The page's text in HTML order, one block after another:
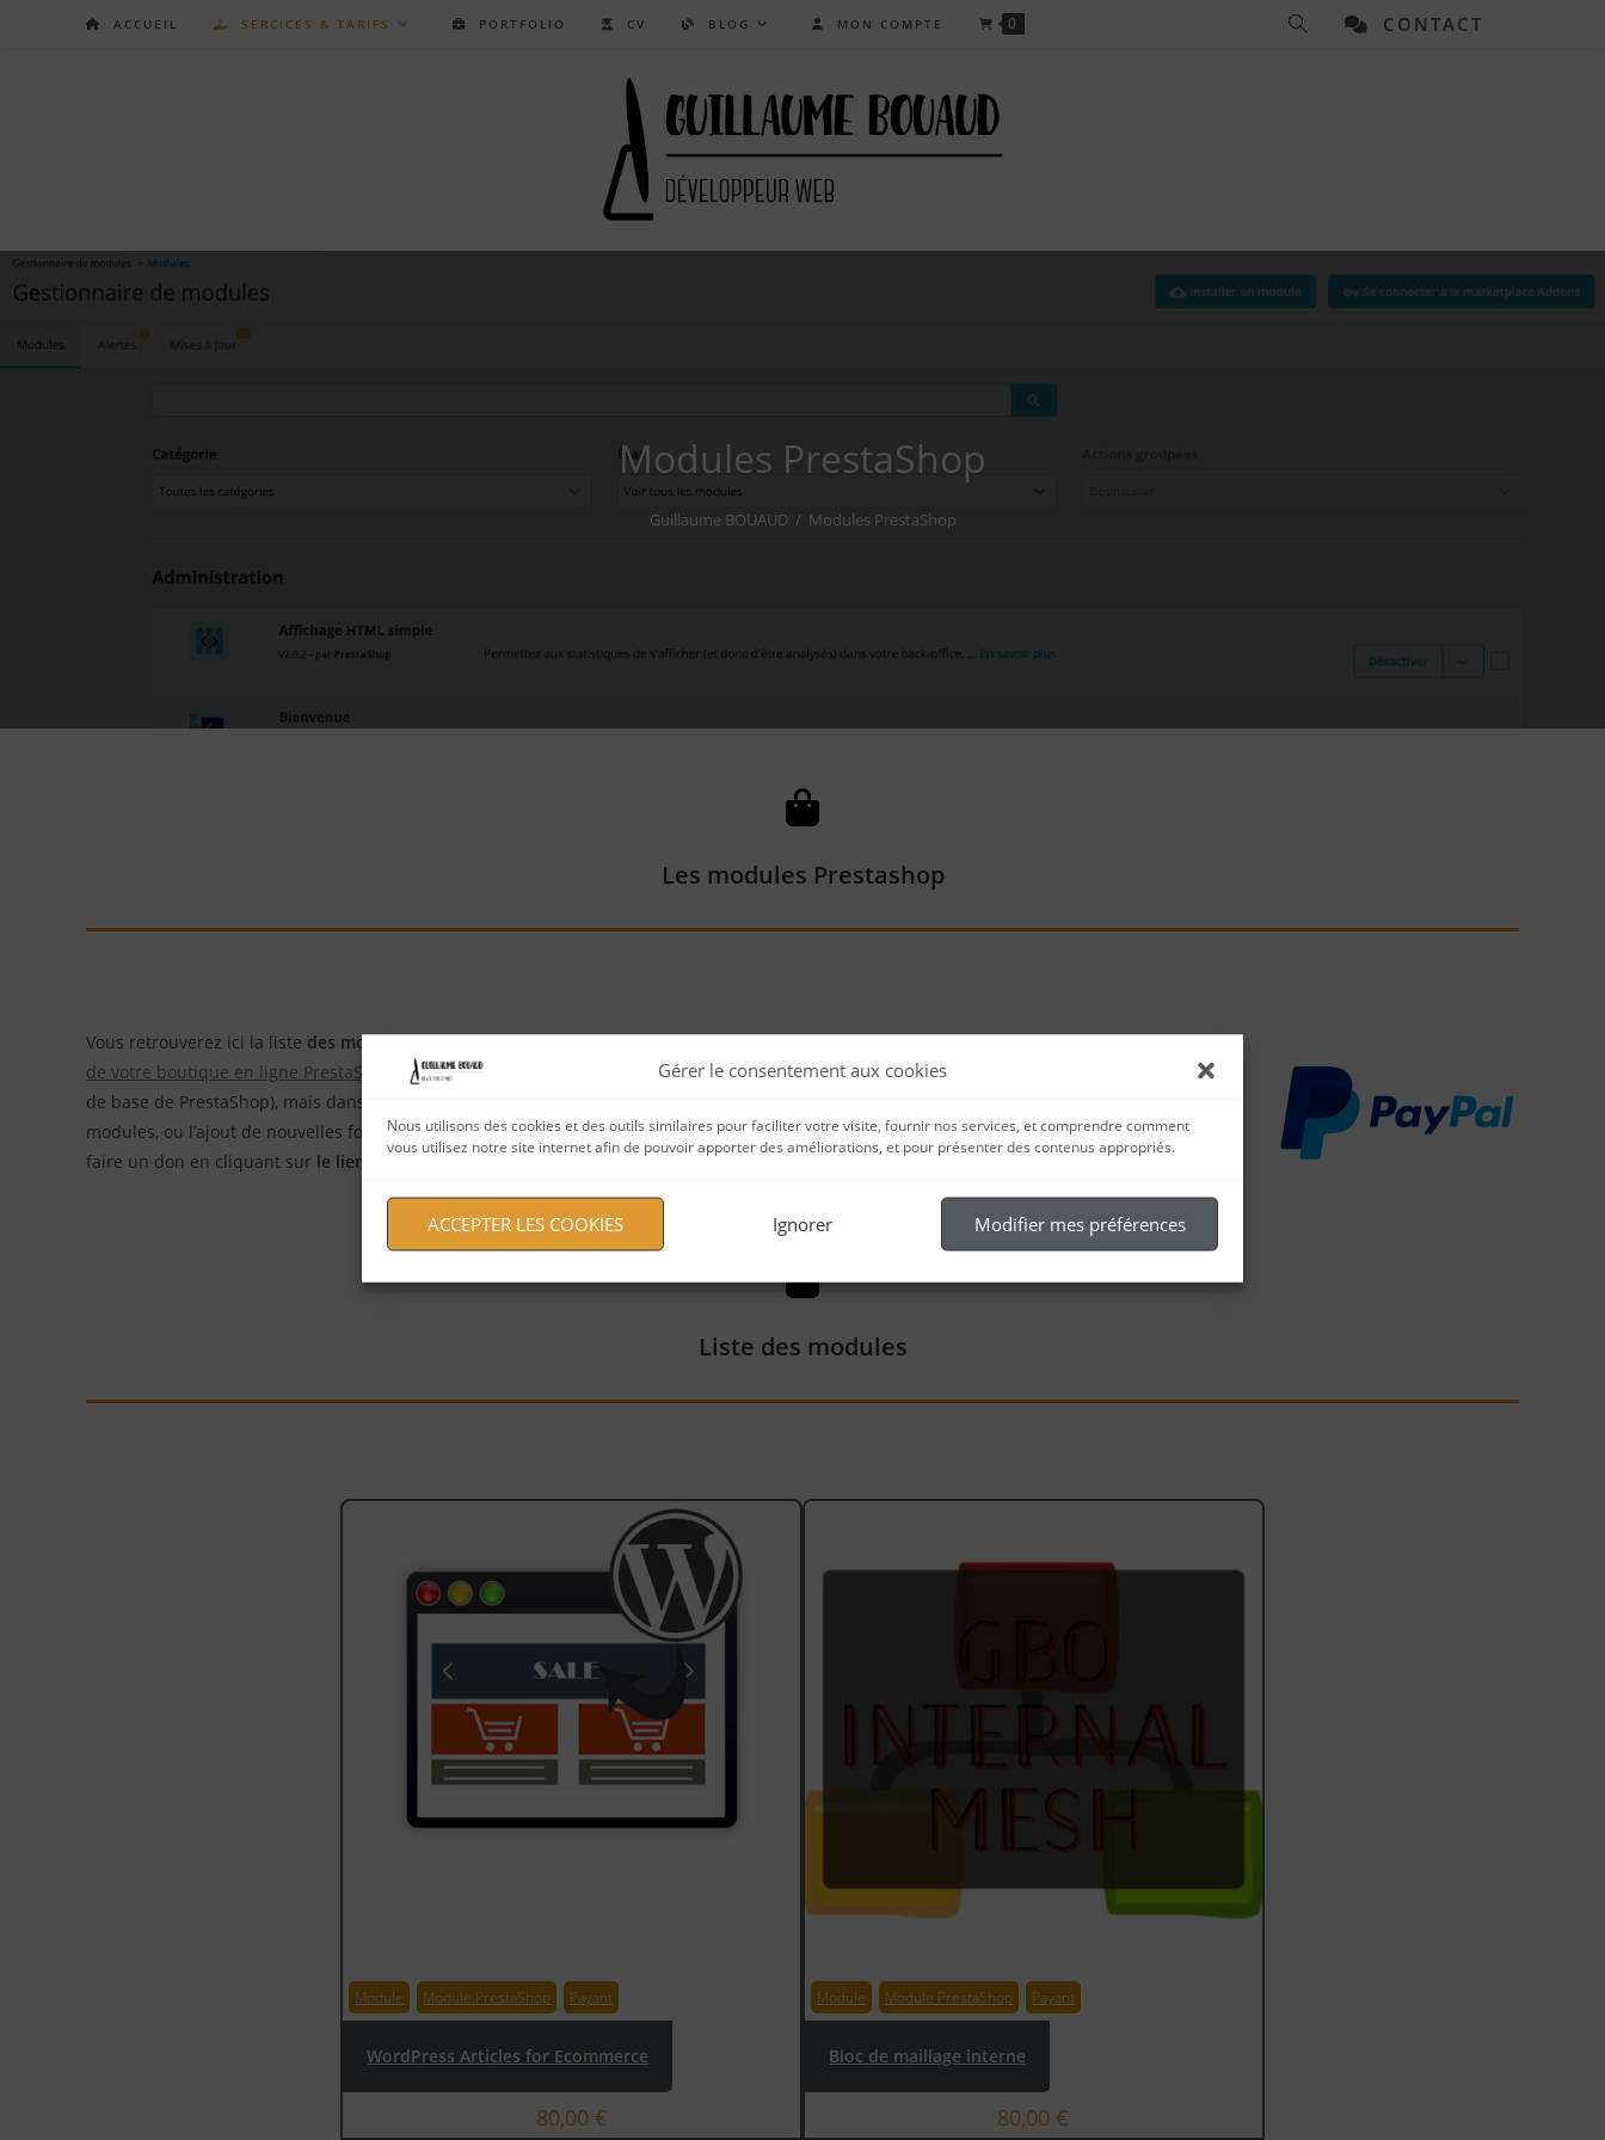
Gérer le consentement aux cookies
Nous utilisons des cookies et des outils similaires pour faciliter votre visite, fournir nos services, et comprendre comment
vous utilisez notre site internet afin de pouvoir apporter des améliorations, et pour présenter des contenus appropriés.
ACCEPTER LES COOKIES Ignorer Modifier mes préférences
ACCUEIL SERCICES & TARIFS PORTFOLIO CV BLOG CONTACT
MON COMPTE 0
Modules PrestaShop
Guillaume BOUAUD / Modules PrestaShop
Les modules Prestashop
Vous retrouverez ici la liste des modules PrestaShopque j’ai créé. Je propose également mes services pourla création
de votre boutique en ligne PrestaShop
! Ils sont généralement payant avec un abonnement annuel derrière (système
de base de PrestaShop), mais dans tous les cas, si vous souhaitez apporter votre aide pour l’amélioration de ces
modules, ou l’ajout de nouvelles fonctionnalités, ou apporter votre soutien pour de nouveaux projets, n’hésitez pas à
faire un don en cliquant sur le lien Paypal
Liste des modules
WordPress Articles for Ecommerce
80,00 €
Bloc de maillage interne
80,00€